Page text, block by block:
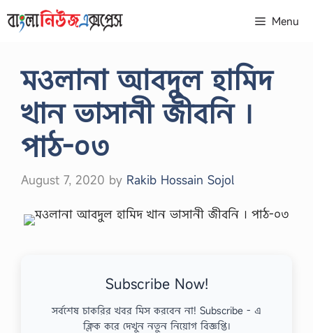
to
Menu
মওলানা আবদুল হামিদ
খান ভাসানী জীবনি ।
পাঠ-০৩
August 7, 2020 by Rakib Hossain Sojol
Subscribe Now!
সর্বশেষ চাকরির খবর মিস করবেন না! Subscribe - এ
ক্লিক করে দেখুন নতুন নিয়োগ বিজ্ঞপ্তি।